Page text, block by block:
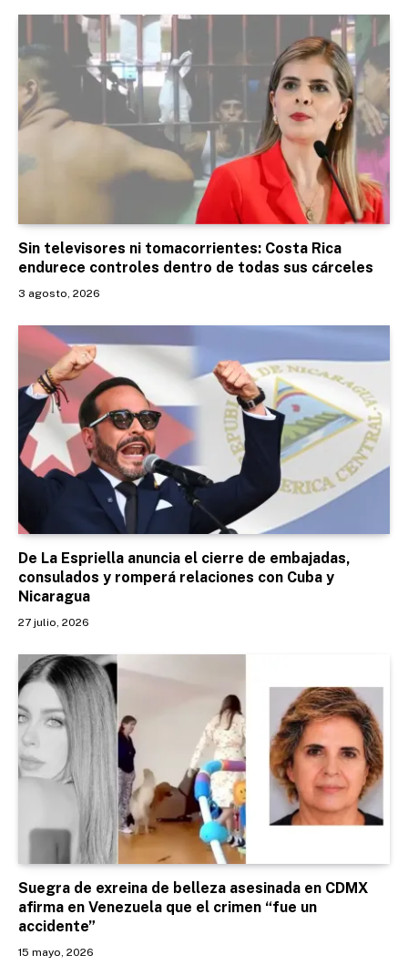
Sin televisores ni tomacorrientes: Costa Rica
endurece controles dentro de todas sus cárceles
3 agosto, 2026
De La Espriella anuncia el cierre de embajadas,
consulados y romperá relaciones con Cuba y
Nicaragua
27 julio, 2026
Suegra de exreina de belleza asesinada en CDMX
afirma en Venezuela que el crimen “fue un
accidente”
15 mayo, 2026